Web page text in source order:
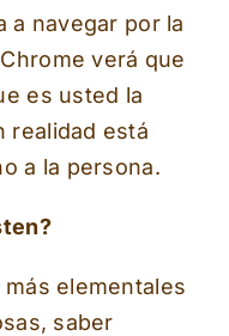
a navegar por la
verá que
es usted la
realidad está
a la persona.
elementales
saber